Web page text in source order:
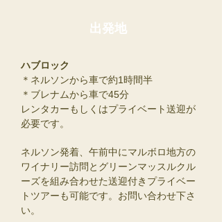
​出発地
​ハブロック
＊ネルソンから車で約1時間半
＊ブレナムから車で45分
​レンタカーもしくはプライベート送迎が
必要です。
ネルソン発着、午前中にマルボロ地方の
ワイナリー訪問とグリーンマッスルクル
ーズを組み合わせた送迎付きプライベー
トツアーも可能です。お問い合わせ下さ
い。